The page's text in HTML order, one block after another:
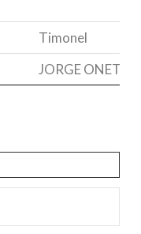
Timonel
JORGE ONETO